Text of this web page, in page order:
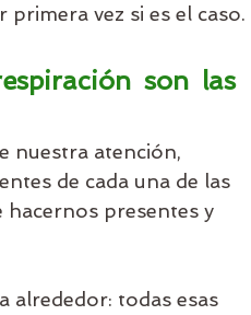
vez si es el caso.
son las
nuestra atención,
de cada una de las
presentes y
alrededor: todas esas